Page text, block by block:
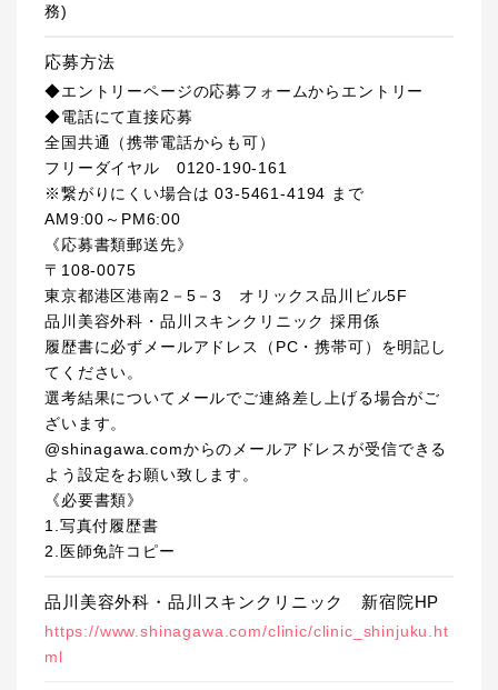
務)
応募方法
◆エントリーページの応募フォームからエントリー
◆電話にて直接応募
全国共通（携帯電話からも可）
フリーダイヤル 0120-190-161
※繋がりにくい場合は 03-5461-4194 まで
AM9:00～PM6:00
《応募書類郵送先》
〒108-0075
東京都港区港南2－5－3 オリックス品川ビル5F
品川美容外科・品川スキンクリニック 採用係
履歴書に必ずメールアドレス（PC・携帯可）を明記し
てください。
選考結果についてメールでご連絡差し上げる場合がご
ざいます。
@shinagawa.comからのメールアドレスが受信できる
よう設定をお願い致します。
《必要書類》
1.写真付履歴書
2.医師免許コピー
品川美容外科・品川スキンクリニック 新宿院HP
https://www.shinagawa.com/clinic/clinic_shinjuku.ht
ml